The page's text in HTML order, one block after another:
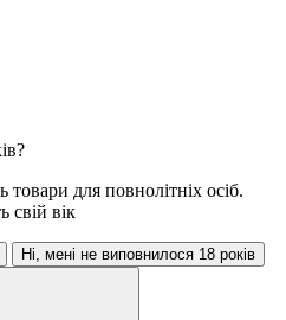
товари для повнолітніх осіб.
свій вік
Ні, мені не виповнилося 18 років